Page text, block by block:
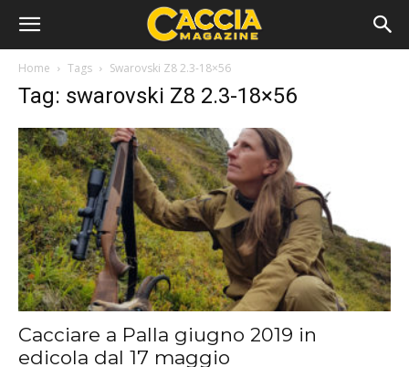
Home Tags Swarovski Z8 2.3-18×56
Tag: swarovski Z8 2.3-18×56
Cacciare a Palla giugno 2019 in
edicola dal 17 maggio